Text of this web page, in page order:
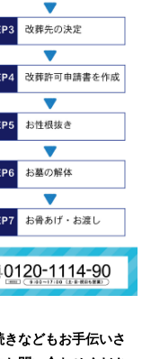
などもお手伝いさ